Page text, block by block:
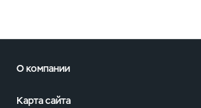
О компании
Карта сайта